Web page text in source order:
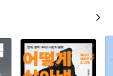
렬하게 증명하듯이 우리는
.
회장, 『제3의 성공』 저자
사랑과 연민을 경험할 때, 사